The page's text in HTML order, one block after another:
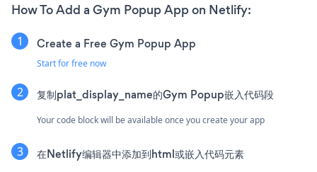
How To Add a Gym Popup App on Netlify:
Create a Free Gym Popup App
Start for free now
复制plat_display_name的Gym Popup嵌入代码段
Your code block will be available once you create your app
在Netlify编辑器中添加到html或嵌入代码元素